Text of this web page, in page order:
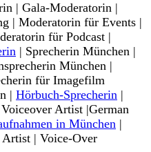
| Gala-Moderatorin |
| Moderatorin für Events |
für Podcast |
| Sprecherin München |
München |
für Imagefilm
| Hörbuch-Sprecherin |
Artist |German
in München |
Artist | Voice-Over